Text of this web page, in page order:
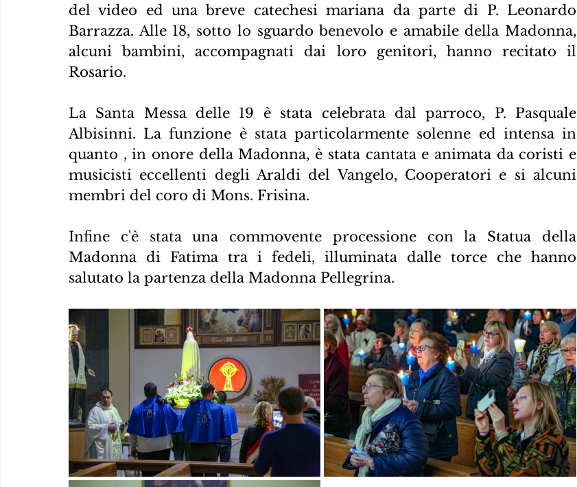
del video ed una breve catechesi mariana da parte di P. Leonardo
Barrazza. Alle 18, sotto lo sguardo benevolo e amabile della Madonna,
alcuni bambini, accompagnati dai loro genitori, hanno recitato il
Rosario.
La Santa Messa delle 19 è stata celebrata dal parroco, P. Pasquale
Albisinni. La funzione è stata particolarmente solenne ed intensa in
quanto , in onore della Madonna, è stata cantata e animata da coristi e
musicisti eccellenti degli Araldi del Vangelo, Cooperatori e si alcuni
membri del coro di Mons. Frisina.
Infine c'è stata una commovente processione con la Statua della
Madonna di Fatima tra i fedeli, illuminata dalle torce che hanno
salutato la partenza della Madonna Pellegrina.